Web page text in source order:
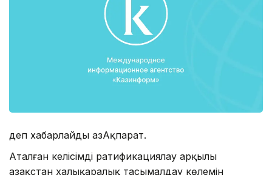
деп хабарлайды ҚазАқпарат.
Аталған келісімді ратификациялау арқылы
Қазақстан халықаралық тасымалдау көлемін